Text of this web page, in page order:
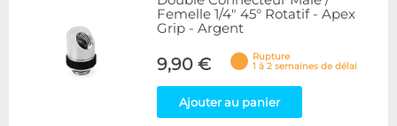
Femelle 1/4" 45° Rotatif - Apex
Grip - Argent
9,90 €
Rupture
1 à 2 semaines de délai
Ajouter au panier